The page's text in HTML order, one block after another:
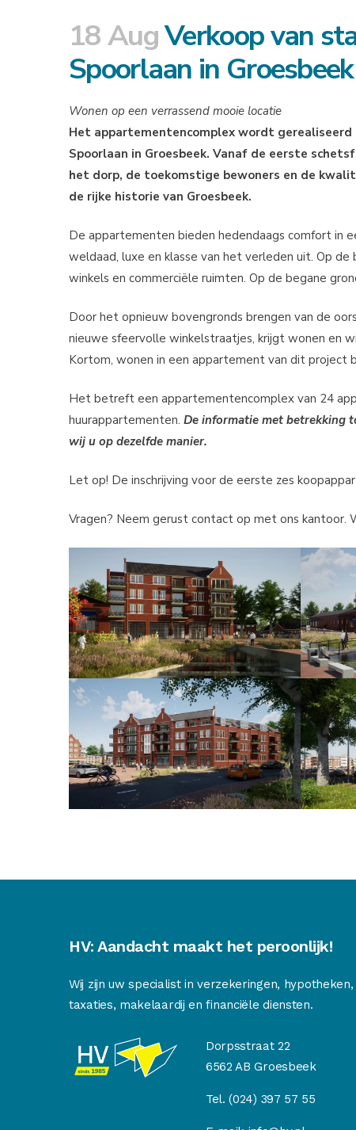
18 AugVerkoop van
Spoorlaan in Groesbeek
Wonen op een verrassend mooie locatie
Het appartementencomplex wordt
Spoorlaan in Groesbeek. Vanaf de eerste
het dorp, de toekomstige bewoners en de
de rijke historie van Groesbeek.
De appartementen bieden hedendaags comfort in
weldaad, luxe en klasse van het verleden uit. Op
winkels en commerciële ruimten. Op de begane
Door het opnieuw bovengronds brengen van de
nieuwe sfeervolle winkelstraatjes, krijgt wonen en
Kortom, wonen in een appartement van dit project
Het betreft een appartementencomplex van 24
huurappartementen. De informatie met betrekking
wij u op dezelfde manier.
Let op! De inschrijving voor de eerste zes
Vragen? Neem gerust contact op met ons kantoor.
HV: Aandacht maakt het peroonlijk!
Wij zijn uw specialist in verzekeringen, hypotheken,
taxaties, makelaardij en financiële diensten.
Dorpsstraat 22
6562 AB Groesbeek
Tel.(024) 397 57 55